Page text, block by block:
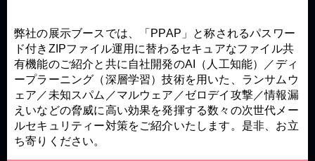
弊社の展示ブースでは、「PPAP」と称されるパスワー
ド付きZIPファイル運用に替わるセキュアなファイル共
有機能のご紹介と共に自社開発のAI（人工知能）／ディ
ープラーニング（深層学習）技術を用いた、ランサムウ
ェア／未知スパム／マルウェア／ゼロデイ攻撃／情報漏
えいなどの脅威に高い効果を発揮する数々の次世代メー
ルセキュリティー対策をご紹介いたします。是非、お立
ち寄りください。